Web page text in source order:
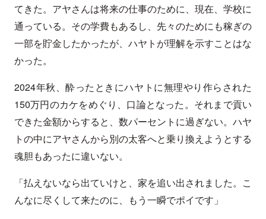
てきた。アヤさんは将来の仕事のために、現在、学校に
通っている。その学費もあるし、先々のためにも稼ぎの
一部を貯金したかったが、ハヤトが理解を示すことはな
かった。
2024年秋、酔ったときにハヤトに無理やり作らされた
150万円のカケをめぐり、口論となった。それまで貢い
できた金額からすると、数パーセントに過ぎない。ハヤ
トの中にアヤさんから別の太客へと乗り換えようとする
魂胆もあったに違いない。
「払えないなら出ていけと、家を追い出されました。こ
んなに尽くして来たのに、もう一瞬でポイです」